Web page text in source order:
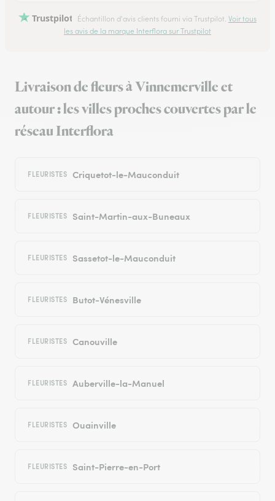
Trustpilot Échantillon d'avis clients fourni via Trustpilot. Voir tous
les avis de la marque Interflora sur Trustpilot
Livraison de fleurs à Vinnemerville et
autour : les villes proches couvertes par le
réseau Interflora
FLEURISTES Criquetot-le-Mauconduit
FLEURISTES Saint-Martin-aux-Buneaux
FLEURISTES Sassetot-le-Mauconduit
FLEURISTES Butot-Vénesville
FLEURISTES Canouville
FLEURISTES Auberville-la-Manuel
FLEURISTES Ouainville
FLEURISTES Saint-Pierre-en-Port